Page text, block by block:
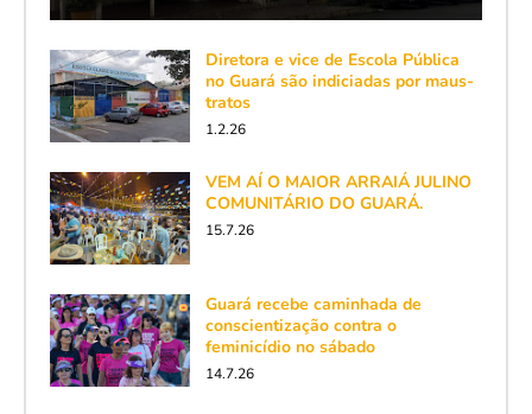
Diretora e vice de Escola Pública
no Guará são indiciadas por maus-
tratos
1.2.26
VEM AÍ O MAIOR ARRAIÁ JULINO
COMUNITÁRIO DO GUARÁ.
15.7.26
Guará recebe caminhada de
conscientização contra o
feminicídio no sábado
14.7.26